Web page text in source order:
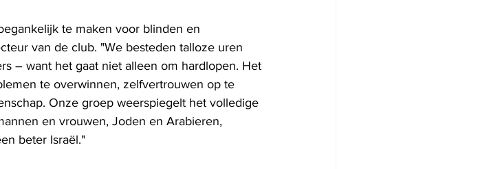
te maken voor blinden en
van de club. "We besteden talloze uren
– want het gaat niet alleen om hardlopen. Het
te overwinnen, zelfvertrouwen op te
Onze groep weerspiegelt het volledige
en vrouwen, Joden en Arabieren,
beter Israël."